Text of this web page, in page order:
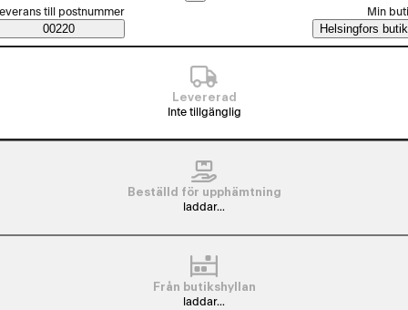
Saatavuustiedot
beställningssätt
till postnummer
00220
Min
Helsingfors butik
Levererad
Inte tillgänglig
Beställd för upphämtning
laddar...
Från butikshyllan
laddar...